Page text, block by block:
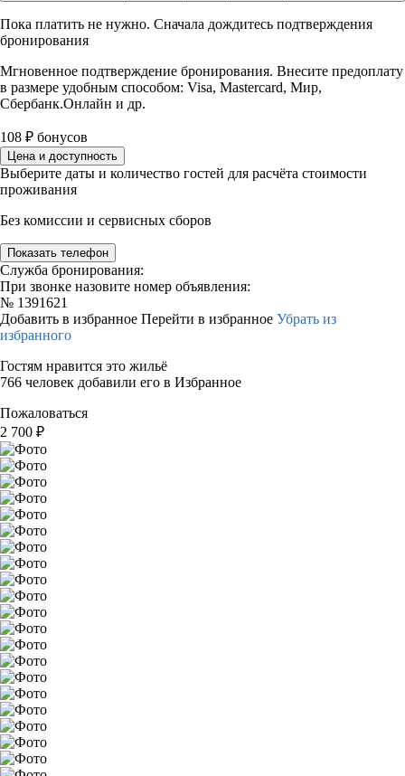
Пока платить не нужно. Сначала дождитесь подтверждения
бронирования
Мгновенное подтверждение бронирования. Внесите предоплату
в размере удобным способом: Visa, Mastercard, Мир,
Сбербанк.Онлайн и др.
108 ₽ бонусов
Цена и доступность
Выберите даты и количество гостей для расчёта стоимости
проживания
Без комиссии и сервисных сборов
Показать телефон
Служба бронирования:
При звонке назовите номер объявления:
№ 1391621
Добавить в избранное Перейти в избранное Убрать из
избранного
Гостям нравится это жильё
766 человек добавили его в Избранное
Пожаловаться
2 700 ₽